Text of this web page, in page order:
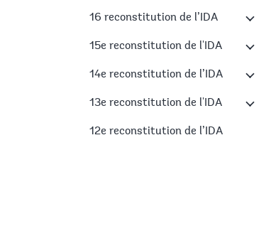
16 reconstitution de l’IDA
15e reconstitution de l'IDA
14e reconstitution de l’IDA
13e reconstitution de l'IDA
12e reconstitution de l’IDA